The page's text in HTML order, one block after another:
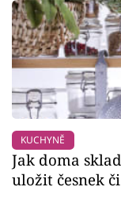
KUCHYNĚ
Jak doma
uložit česnek